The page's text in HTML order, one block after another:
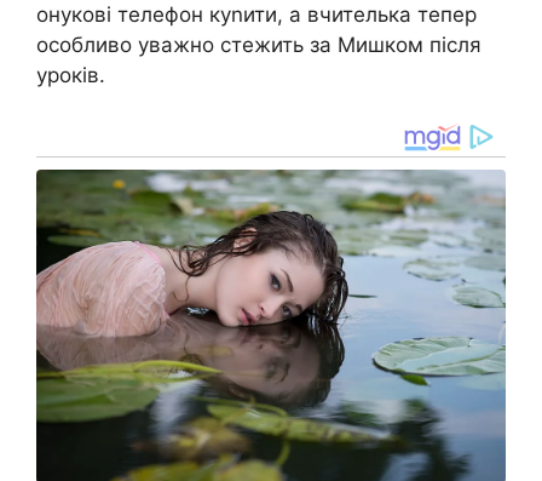
онукові телефон куnити, а вчителька тепер
особливо уважно стежить за Мишком після
уроків.